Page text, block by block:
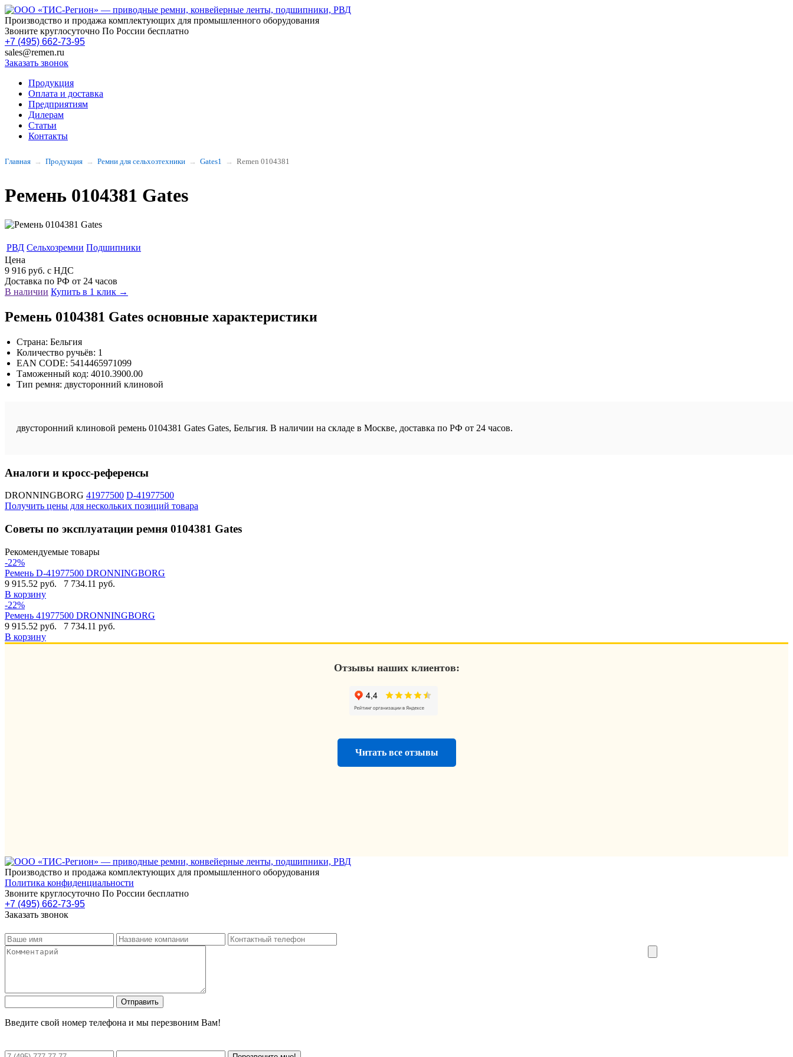
Производство и продажа комплектующих для промышленного оборудования
Звоните круглосуточно По России бесплатно
+7 (495) 662-73-95
sales@remen.ru
Заказать звонок
Продукция
Оплата и доставка
Предприятиям
Дилерам
Статьи
Контакты
Главная Продукция Ремни для сельхозтехники Gates1 Remen 0104381
Ремень 0104381 Gates
РВД Сельхозремни Подшипники
Цена
9 916 руб. с НДС
Доставка по РФ от 24 часов
В наличии Купить в 1 клик →
Ремень 0104381 Gates основные характеристики
Страна: Бельгия
Количество ручьёв: 1
EAN CODE: 5414465971099
Таможенный код: 4010.3900.00
Тип ремня: двусторонний клиновой
двусторонний клиновой ремень 0104381 Gates Gates, Бельгия. В наличии на складе в Москве, доставка по РФ от 24 часов.
Аналоги и кросс-референсы
DRONNINGBORG 41977500 D-41977500
Получить цены для нескольких позиций товара
Советы по эксплуатации ремня 0104381 Gates
Рекомендуемые товары
-22%
Ремень D-41977500 DRONNINGBORG
9 915.52 руб.
7 734.11 руб.
В корзину
-22%
Ремень 41977500 DRONNINGBORG
9 915.52 руб.
7 734.11 руб.
В корзину
Отзывы наших клиентов:
Читать все отзывы
Производство и продажа комплектующих для промышленного оборудования
Политика конфиденциальности
Звоните круглосуточно По России бесплатно
+7 (495) 662-73-95
Заказать звонок
Введите свой номер телефона и мы перезвоним Вам!